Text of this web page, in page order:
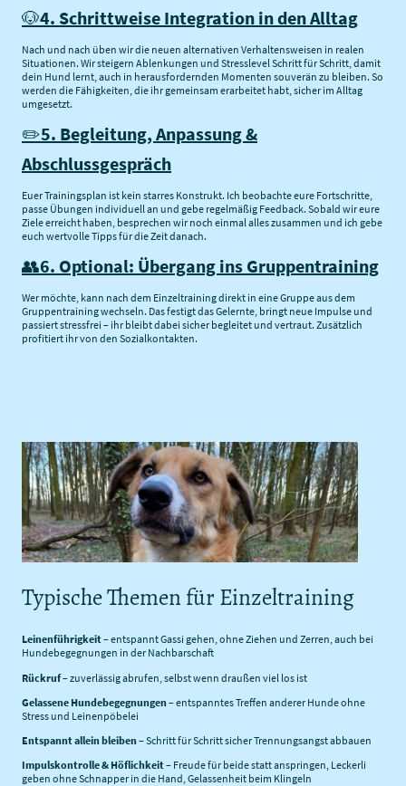
🐶4. Schrittweise Integration in den Alltag
Nach und nach üben wir die neuen alternativen Verhaltensweisen in realen
Situationen. Wir steigern Ablenkungen und Stresslevel Schritt für Schritt, damit
dein Hund lernt, auch in herausfordernden Momenten souverän zu bleiben. So
werden die Fähigkeiten, die ihr gemeinsam erarbeitet habt, sicher im Alltag
umgesetzt.
✏️5. Begleitung, Anpassung &
Abschlussgespräch
Euer Trainingsplan ist kein starres Konstrukt. Ich beobachte eure Fortschritte,
passe Übungen individuell an und gebe regelmäßig Feedback. Sobald wir eure
Ziele erreicht haben, besprechen wir noch einmal alles zusammen und ich gebe
euch wertvolle Tipps für die Zeit danach.
👥6. Optional: Übergang ins Gruppentraining
Wer möchte, kann nach dem Einzeltraining direkt in eine Gruppe aus dem
Gruppentraining wechseln. Das festigt das Gelernte, bringt neue Impulse und
passiert stressfrei – ihr bleibt dabei sicher begleitet und vertraut. Zusätzlich
profitiert ihr von den Sozialkontakten.
Typische Themen für Einzeltraining
Leinenführigkeit– entspannt Gassi gehen, ohne Ziehen und Zerren, auch bei
Hundebegegnungen in der Nachbarschaft
Rückruf– zuverlässig abrufen, selbst wenn draußen viel los ist
Gelassene Hundebegegnungen– entspanntes Treffen anderer Hunde ohne
Stress und Leinenpöbelei
Entspannt allein bleiben– Schritt für Schritt sicher Trennungsangst abbauen
Impulskontrolle & Höflichkeit– Freude für beide statt anspringen, Leckerli
geben ohne Schnapper in die Hand, Gelassenheit beim Klingeln